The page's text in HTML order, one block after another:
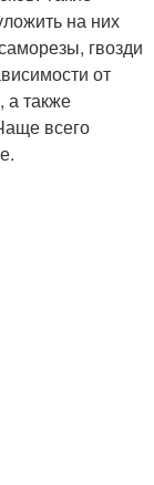
на них
гвозди
от
а также
всего